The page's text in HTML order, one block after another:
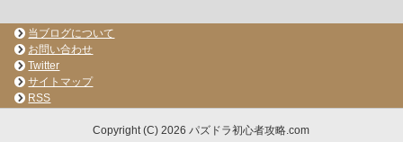
当ブログについて
お問い合わせ
Twitter
サイトマップ
RSS
Copyright (C) 2026 パズドラ初心者攻略.com